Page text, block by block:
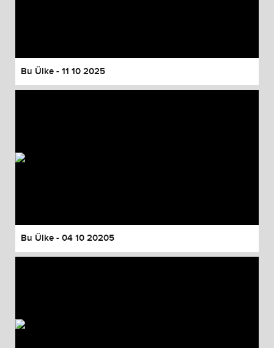
Bu Ülke - 11 10 2025
Bu Ülke - 04 10 20205